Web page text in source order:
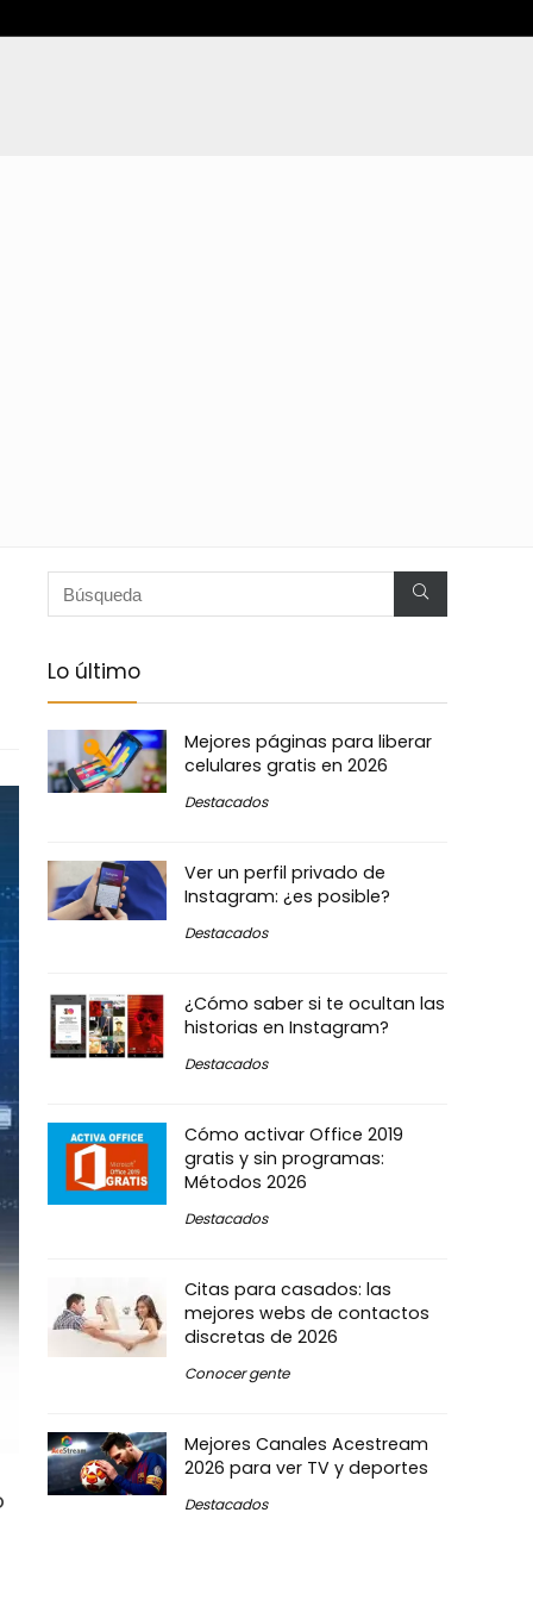
Lo último
Mejores páginas para liberar
celulares gratis en 2026
Destacados
Ver un perfil privado de
Instagram: ¿es posible?
Destacados
¿Cómo saber si te ocultan las
historias en Instagram?
Destacados
Cómo activar Office 2019
gratis y sin programas:
Métodos 2026
Destacados
Citas para casados: las
mejores webs de contactos
discretas de 2026
Conocer gente
Mejores Canales Acestream
2026 para ver TV y deportes
Destacados